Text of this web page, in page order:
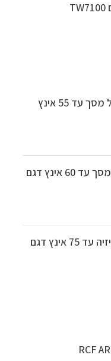
זרוע דו מפרקית לגודל מסך עד 55 אינץ
זרוע לטלוויזיה בגודל מסך עד 60 אינץ דגם
זרוע מסתובבת לטלוויזיה עד 75 אינץ דגם